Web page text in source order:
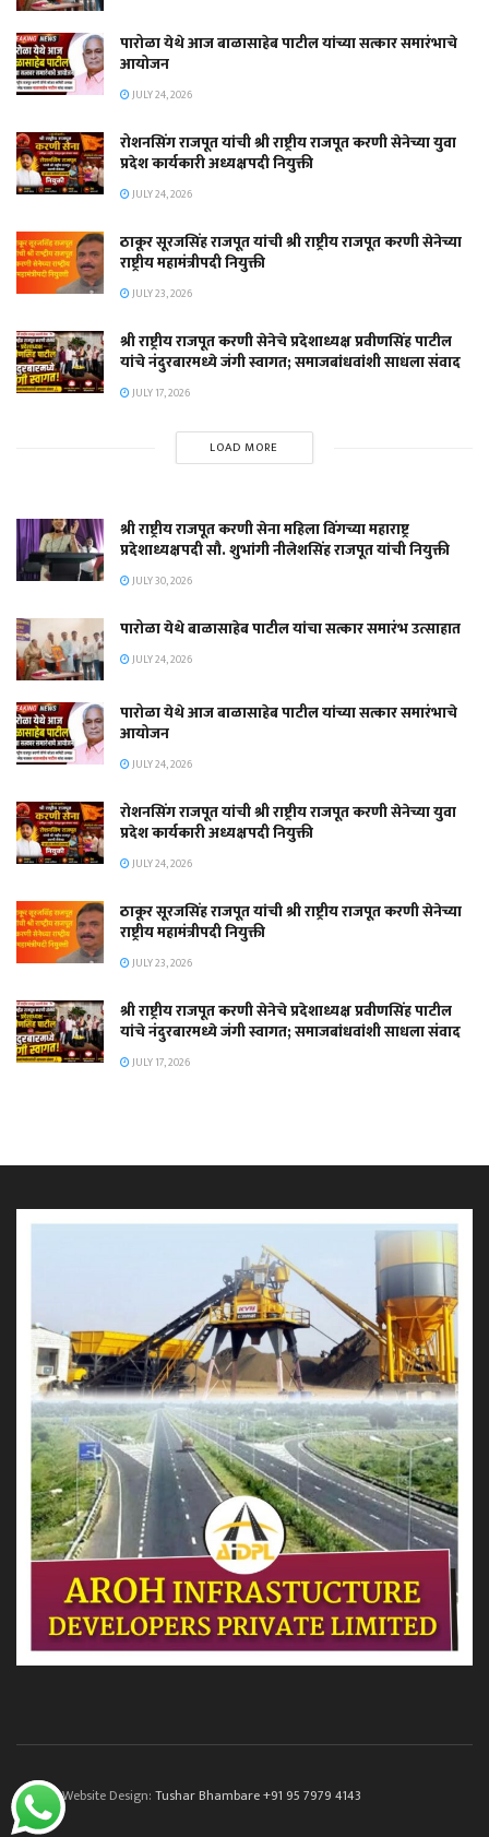
पारोळा येथे आज बाळासाहेब पाटील यांच्या सत्कार समारंभाचे
आयोजन
JULY 24, 2026
रोशनसिंग राजपूत यांची श्री राष्ट्रीय राजपूत करणी सेनेच्या युवा
प्रदेश कार्यकारी अध्यक्षपदी नियुक्ती
JULY 24, 2026
ठाकूर सूरजसिंह राजपूत यांची श्री राष्ट्रीय राजपूत करणी सेनेच्या
राष्ट्रीय महामंत्रीपदी नियुक्ती
JULY 23, 2026
श्री राष्ट्रीय राजपूत करणी सेनेचे प्रदेशाध्यक्ष प्रवीणसिंह पाटील
यांचे नंदुरबारमध्ये जंगी स्वागत; समाजबांधवांशी साधला संवाद
JULY 17, 2026
LOAD MORE
श्री राष्ट्रीय राजपूत करणी सेना महिला विंगच्या महाराष्ट्र
प्रदेशाध्यक्षपदी सौ. शुभांगी नीलेशसिंह राजपूत यांची नियुक्ती
JULY 30, 2026
पारोळा येथे बाळासाहेब पाटील यांचा सत्कार समारंभ उत्साहात
JULY 24, 2026
पारोळा येथे आज बाळासाहेब पाटील यांच्या सत्कार समारंभाचे
आयोजन
JULY 24, 2026
रोशनसिंग राजपूत यांची श्री राष्ट्रीय राजपूत करणी सेनेच्या युवा
प्रदेश कार्यकारी अध्यक्षपदी नियुक्ती
JULY 24, 2026
ठाकूर सूरजसिंह राजपूत यांची श्री राष्ट्रीय राजपूत करणी सेनेच्या
राष्ट्रीय महामंत्रीपदी नियुक्ती
JULY 23, 2026
श्री राष्ट्रीय राजपूत करणी सेनेचे प्रदेशाध्यक्ष प्रवीणसिंह पाटील
यांचे नंदुरबारमध्ये जंगी स्वागत; समाजबांधवांशी साधला संवाद
JULY 17, 2026
© 2022. Website Design: Tushar Bhambare +91 95 7979 4143